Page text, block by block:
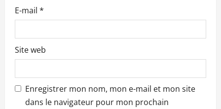
e
E-mail *
Site web
Enregistrer mon nom, mon e-mail et mon site
dans le navigateur pour mon prochain